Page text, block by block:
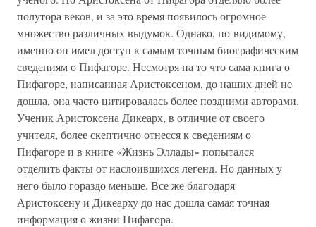
полутора веков, и за это время появилось огромное
множество различных выдумок. Однако, по-видимому,
именно он имел доступ к самым точным биографическим
сведениям о Пифагоре. Несмотря на то что сама книга о
Пифагоре, написанная Аристоксеном, до наших дней не
дошла, она часто цитировалась более поздними авторами.
Ученик Аристоксена Дикеарх, в отличие от своего
учителя, более скептично отнесся к сведениям о
Пифагоре и в книге «Жизнь Эллады» попытался
отделить факты от наслоившихся легенд. Но данных у
него было гораздо меньше. Все же благодаря
Аристоксену и Дикеарху до нас дошла самая точная
информация о жизни Пифагора.